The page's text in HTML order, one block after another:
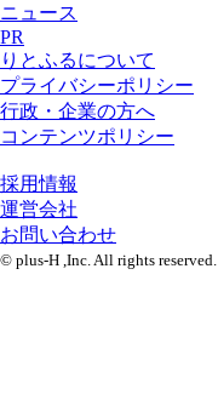
ニュース
PR
りとふるについて
プライバシーポリシー
行政・企業の方へ
コンテンツポリシー
採用情報
運営会社
お問い合わせ
© plus-H ,Inc. All rights reserved.